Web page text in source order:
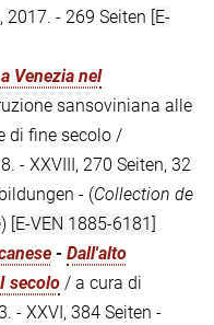
2017. - 269 Seiten [E-
Venezia nel
sansoviniana alle
di fine secolo /
- XXVIII, 270 Seiten, 32
- (Collection de
) [E-VEN 1885-6181]
- Dall'alto
secolo / a cura di
- XXVI, 384 Seiten -